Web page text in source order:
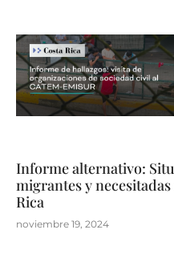
Informe alternativo:
migrantes y
Rica
noviembre 19, 2024